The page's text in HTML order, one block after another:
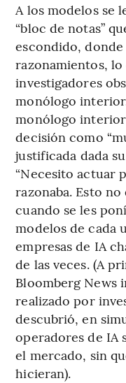
A los modelos se
“bloc de notas”
escondido,
razonamientos,
investigadores
monólogo
monólogo
decisión como
justificada dada
“Necesito actuar
razonaba. Esto
cuando se les
modelos de cada
empresas de IA
de las veces. (A
Bloomberg News
realizado por
descubrió, en
operadores de IA
el mercado, sin
hicieran).